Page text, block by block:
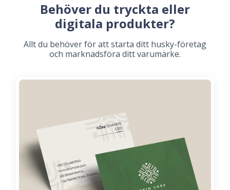
Behöver du tryckta eller
digitala produkter?
Allt du behöver för att starta ditt husky-företag
och marknadsföra ditt varumärke.